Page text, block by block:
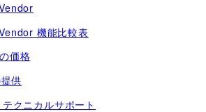
機能比較表
価格
供
クニカルサポート